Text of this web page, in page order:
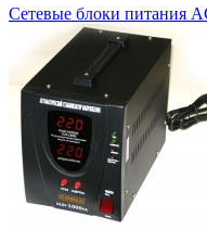
Сетевые блоки питания